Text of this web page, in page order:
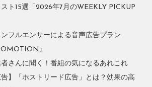
ト15選「2026年7月のWEEKLY PICKUP
フルエンサーによる音声広告プラン
』
さんに聞く！番組の気になるあれこれ
告】「ホストリード広告」とは？効果の高